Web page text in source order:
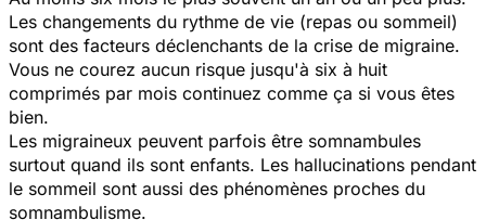
Les changements du rythme de vie (repas ou sommeil)
sont des facteurs déclenchants de la crise de migraine.
Vous ne courez aucun risque jusqu'à six à huit
comprimés par mois continuez comme ça si vous êtes
bien.
Les migraineux peuvent parfois être somnambules
surtout quand ils sont enfants. Les hallucinations pendant
le sommeil sont aussi des phénomènes proches du
somnambulisme.